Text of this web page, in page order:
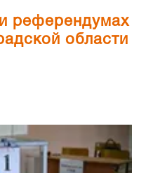
референдумах
области